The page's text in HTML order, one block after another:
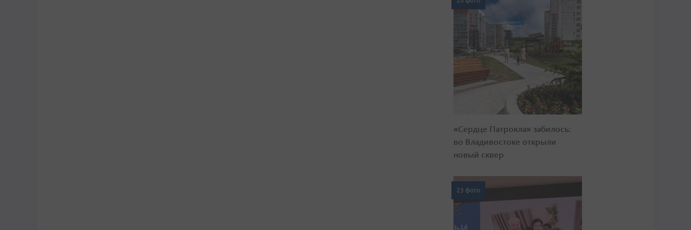
«Сердце Патрокла» забилось:
во Владивостоке открыли
новый сквер
23 фото